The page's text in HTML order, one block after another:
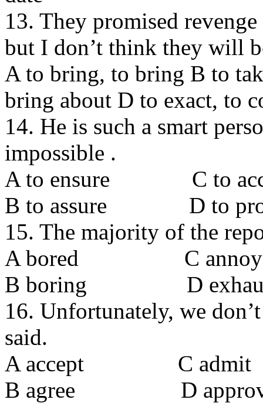
13. They promised
but I don’t think they will
A to bring, to bring B to
bring about D to exact, to
14. He is such a smart
impossible .
A to ensure С to
В to assure D to
15. The majority of the
A bored С
В boring D
16. Unfortunately, we
said.
A accept С admit
В agree D